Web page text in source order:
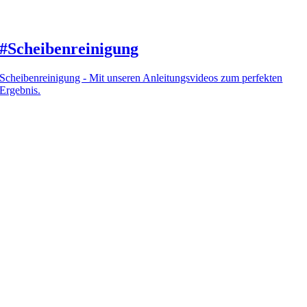
#Scheibenreinigung
Scheibenreinigung - Mit unseren Anleitungsvideos zum perfekten
Ergebnis.